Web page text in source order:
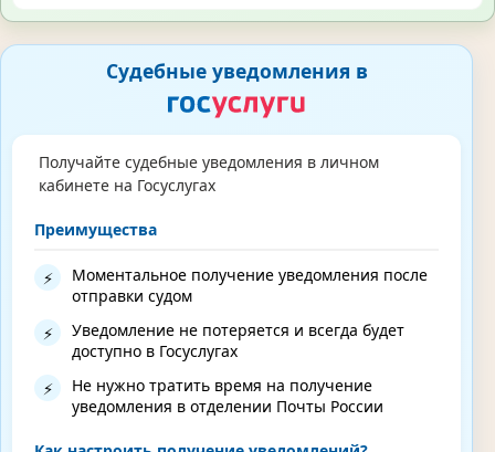
Судебные уведомления в
Получайте судебные уведомления в личном
кабинете на Госуслугах
Преимущества
⚡
Моментальное получение уведомления после
отправки судом
⚡
Уведомление не потеряется и всегда будет
доступно в Госуслугах
⚡
Не нужно тратить время на получение
уведомления в отделении Почты России